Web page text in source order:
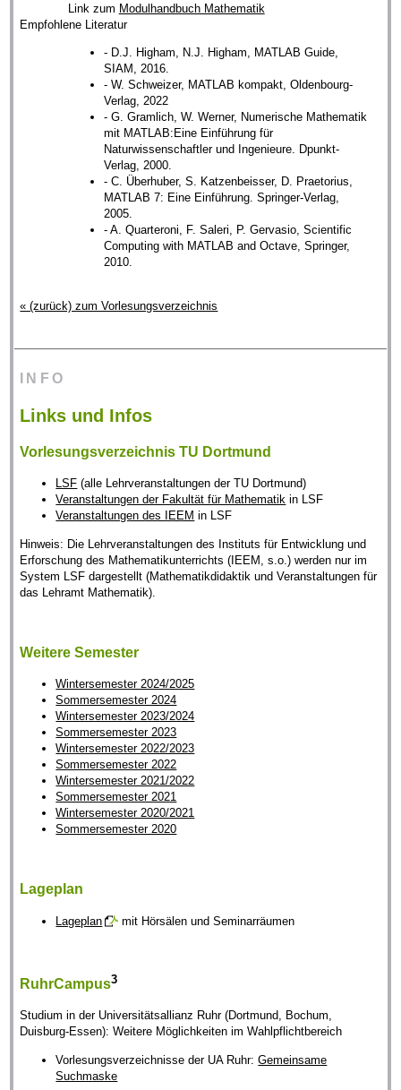
Link zum Modulhandbuch Mathematik
Empfohlene Literatur
- D.J. Higham, N.J. Higham, MATLAB Guide,
SIAM, 2016.
- W. Schweizer, MATLAB kompakt, Oldenbourg-
Verlag, 2022
- G. Gramlich, W. Werner, Numerische Mathematik
mit MATLAB:Eine Einführung für
Naturwissenschaftler und Ingenieure. Dpunkt-
Verlag, 2000.
- C. Überhuber, S. Katzenbeisser, D. Praetorius,
MATLAB 7: Eine Einführung. Springer-Verlag,
2005.
- A. Quarteroni, F. Saleri, P. Gervasio, Scientific
Computing with MATLAB and Octave, Springer,
2010.
« (zurück) zum Vorlesungsverzeichnis
INFO
Links und Infos
Vorlesungsverzeichnis TU Dortmund
LSF (alle Lehrveranstaltungen der TU Dortmund)
Veranstaltungen der Fakultät für Mathematik in LSF
Veranstaltungen des IEEM in LSF
Hinweis: Die Lehrveranstaltungen des Instituts für Entwicklung und
Erforschung des Mathematikunterrichts (IEEM, s.o.) werden nur im
System LSF dargestellt (Mathematikdidaktik und Veranstaltungen für
das Lehramt Mathematik).
Weitere Semester
Wintersemester 2024/2025
Sommersemester 2024
Wintersemester 2023/2024
Sommersemester 2023
Wintersemester 2022/2023
Sommersemester 2022
Wintersemester 2021/2022
Sommersemester 2021
Wintersemester 2020/2021
Sommersemester 2020
Lageplan
Lageplan mit Hörsälen und Seminarräumen
RuhrCampus3
Studium in der Universitätsallianz Ruhr (Dortmund, Bochum,
Duisburg-Essen): Weitere Möglichkeiten im Wahlpflichtbereich
Vorlesungsverzeichnisse der UA Ruhr:Gemeinsame
Suchmaske